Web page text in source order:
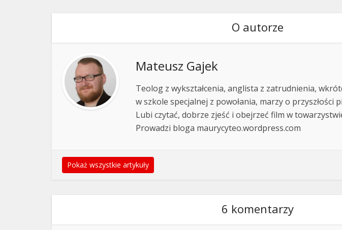
O autorze
Mateusz Gajek
Teolog z wykształcenia, anglista z zatrudnienia,
w szkole specjalnej z powołania, marzy o przyszłości
Lubi czytać, dobrze zjeść i obejrzeć film w
Prowadzi bloga maurycyteo.wordpress.com
Pokaż wszystkie artykuły
6 komentarzy